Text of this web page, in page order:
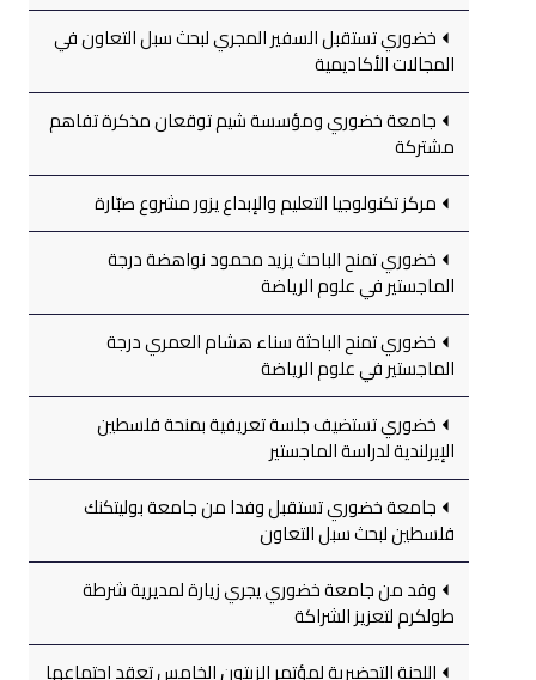
خضوري تستقبل السفير المجري لبحث سبل التعاون في
المجالات الأكاديمية
جامعة خضوري ومؤسسة شيم توقعان مذكرة تفاهم
مشتركة
مركز تكنولوجيا التعليم والإبداع يزور مشروع صبّارة
خضوري تمنح الباحث يزيد محمود نواهضة درجة
الماجستير في علوم الرياضة
خضوري تمنح الباحثة سناء هشام العمري درجة
الماجستير في علوم الرياضة
خضوري تستضيف جلسة تعريفية بمنحة فلسطين
الإيرلندية لدراسة الماجستير
جامعة خضوري تستقبل وفدا من جامعة بوليتكنك
فلسطين لبحث سبل التعاون
وفد من جامعة خضوري يجري زيارة لمديرية شرطة
طولكرم لتعزيز الشراكة
اللجنة التحضيرية لمؤتمر الزيتون الخامس تعقد اجتماعها